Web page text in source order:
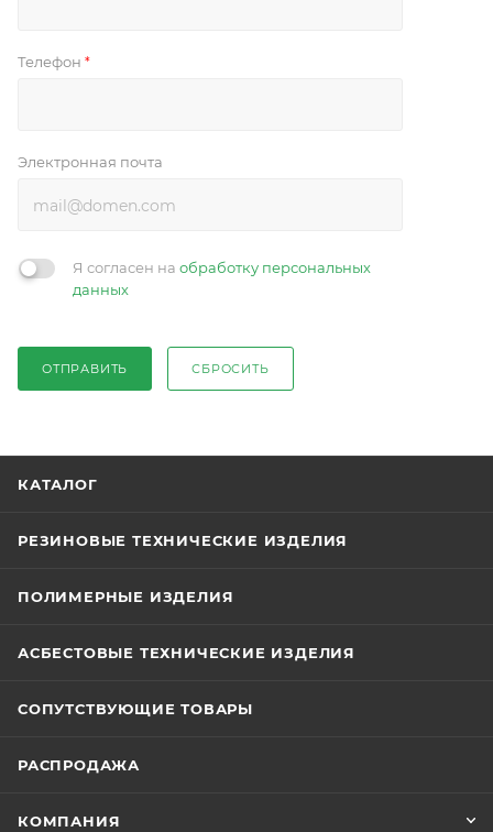
Телефон *
Электронная почта
Я согласен на обработку персональных
данных
ОТПРАВИТЬ СБРОСИТЬ
КАТАЛОГ
РЕЗИНОВЫЕ ТЕХНИЧЕСКИЕ ИЗДЕЛИЯ
ПОЛИМЕРНЫЕ ИЗДЕЛИЯ
АСБЕСТОВЫЕ ТЕХНИЧЕСКИЕ ИЗДЕЛИЯ
СОПУТСТВУЮЩИЕ ТОВАРЫ
РАСПРОДАЖА
КОМПАНИЯ